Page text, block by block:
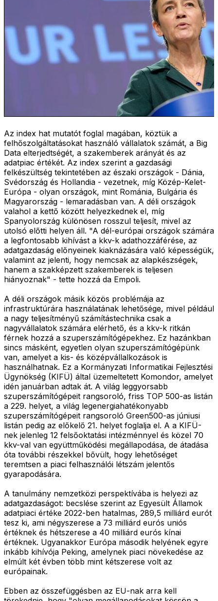
Az index hat mutatót foglal magában, köztük a
felhőszolgáltatásokat használó vállalatok számát, a Big
Data elterjedtségét, a szakemberek arányát és az
adatpiac értékét. Az index szerint a gazdasági
felkészültség tekintetében az északi országok - Dánia,
Svédország és Hollandia - vezetnek, míg Közép-Kelet-
Európa - olyan országok, mint Románia, Bulgária és
Magyarország - lemaradásban van. A déli országok
valahol a kettő között helyezkednek el, míg
Spanyolország különösen rosszul teljesít, mivel az
utolsó előtti helyen áll. "A dél-európai országok számára
a legfontosabb kihívást a kkv-k adathozzáférése, az
adatgazdaság előnyeinek kiaknázására való képességük,
valamint az jelenti, hogy nemcsak az alapkészségek,
hanem a szakképzett szakemberek is teljesen
hiányoznak" - tette hozzá da Empoli.
A déli országok másik közös problémája az
infrastruktúrára használatának lehetősége, mivel például
a nagy teljesítményű számítástechnika csak a
nagyvállalatok számára elérhető, és a kkv-k ritkán
férnek hozzá a szuperszámítógépekhez. Ez hazánkban
sincs másként, egyetlen olyan szuperszámítógépünk
van, amelyet a kis- és középvállalkozások is
használhatnak. Ez a Kormányzati Informatikai Fejlesztési
Ügynökség (KIFÜ) által üzemeltetett Komondor, amelyet
idén januárban adtak át. A világ leggyorsabb
szuperszámítógépeit rangsoroló, friss TOP 500-as listán
a 229. helyet, a világ legenergiahatékonyabb
szuperszámítógépeit rangsoroló Green500-as júniusi
listán pedig az előkelő 21. helyet foglalja el. A a KIFÜ-
nek jelenleg 12 felsőoktatási intézménnyel és közel 70
kkv-val van együttműködési megállapodása, de átadása
óta további részekkel bővült, hogy lehetőséget
teremtsen a piaci felhasználói létszám jelentős
gyarapodására.
A tanulmány nemzetközi perspektívába is helyezi az
adatgazdaságot: becslése szerint az Egyesült Államok
adatpiaci értéke 2022-ben hatalmas, 289,5 milliárd eurót
tesz ki, ami négyszerese a 73 milliárd eurós uniós
értéknek és hétszerese a 40 milliárd eurós kínai
értéknek. Ugyanakkor Európa második helyének egyre
inkább kihívója Peking, amelynek piaci növekedése az
elmúlt két évben több mint kétszerese volt az
európainak.
Ebben az összefüggésben az EU-nak arra kell